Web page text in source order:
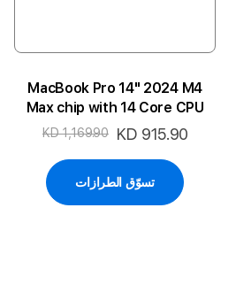
MacBook Pro 14" 2024 M4
Max chip with 14 Core CPU
and 32 Core GPU 36GB 1TB
السعر
KD 915.90
KD 1,169.90
تسوّق الطرازات